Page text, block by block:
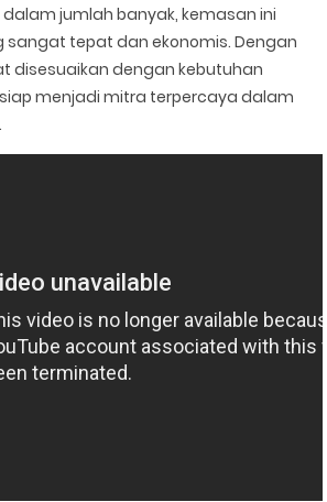
jumlah banyak, kemasan ini
sangat tepat dan ekonomis. Dengan
disesuaikan dengan kebutuhan
menjadi mitra terpercaya dalam